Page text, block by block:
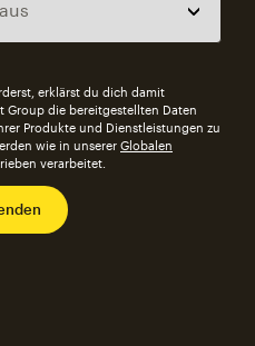
erklärst du dich damit
Group die bereitgestellten Daten
Produkte und Dienstleistungen zu
wie in unserer Globalen
verarbeitet.